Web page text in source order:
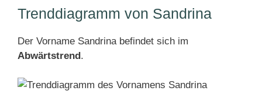
Trenddiagramm von Sandrina
Der Vorname Sandrina befindet sich im
Abwärtstrend.